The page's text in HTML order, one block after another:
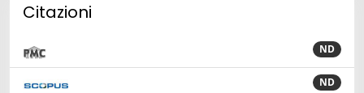
Citazioni
ND
ND